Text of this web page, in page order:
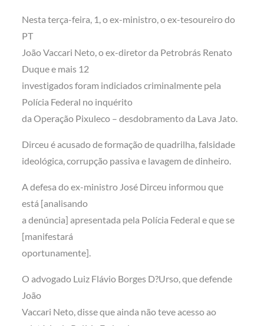
Nesta terça-feira, 1, o ex-ministro, o ex-tesoureiro do
PT
João Vaccari Neto, o ex-diretor da Petrobrás Renato
Duque e mais 12
investigados foram indiciados criminalmente pela
Polícia Federal no inquérito
da Operação Pixuleco – desdobramento da Lava Jato.
Dirceu é acusado de formação de quadrilha, falsidade
ideológica, corrupção passiva e lavagem de dinheiro.
A defesa do ex-ministro José Dirceu informou que
está [analisando
a denúncia] apresentada pela Polícia Federal e que se
[manifestará
oportunamente].
O advogado Luiz Flávio Borges D?Urso, que defende
João
Vaccari Neto, disse que ainda não teve acesso ao